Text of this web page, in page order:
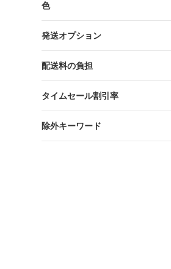
色
発送オプション
配送料の負担
タイムセール割引率
除外キーワード